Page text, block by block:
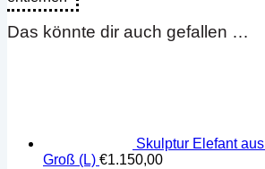
Menge
Das könnte dir auch gefallen …
Skulptur Elefant
Groß (L) €1.150,00